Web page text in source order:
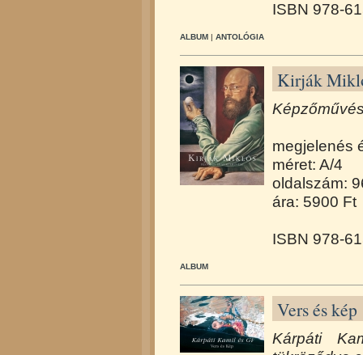
ISBN 978-
ALBUM | ANTOLÓGIA
Kirják
megjelenés
méret: A/4
oldalszám:
ára: 5900 Ft
ISBN 978-
ALBUM
Vers és kép
Kárpáti